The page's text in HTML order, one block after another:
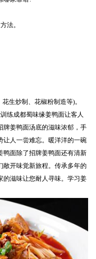
法。
生炒制、花椒粉制造等)。
练成都蜀味缘姜鸭面让客人
牌姜鸭面汤底的滋味浓郁，手
让人一尝难忘。暖洋洋的一碗
鸭面除了招牌姜鸭面还有清新
敞开味觉新旅程。传承多年的
的滋味让您耐人寻味。学习姜